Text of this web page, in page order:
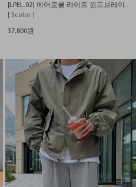
[LPEL.02] 에어로쿨 라이트 윈드브레이커 바람막이
[ 3color ]
37,800원